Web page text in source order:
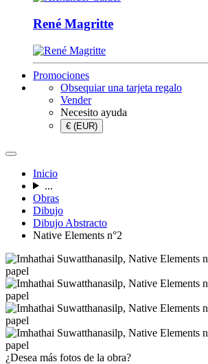
René Magritte
Promociones
Obsequiar una tarjeta regalo
Vender
Necesito ayuda
€ (EUR)
Inicio
...
Obras
Dibujo
Dibujo Abstracto
Native Elements n°2
¿Desea más fotos de la obra?